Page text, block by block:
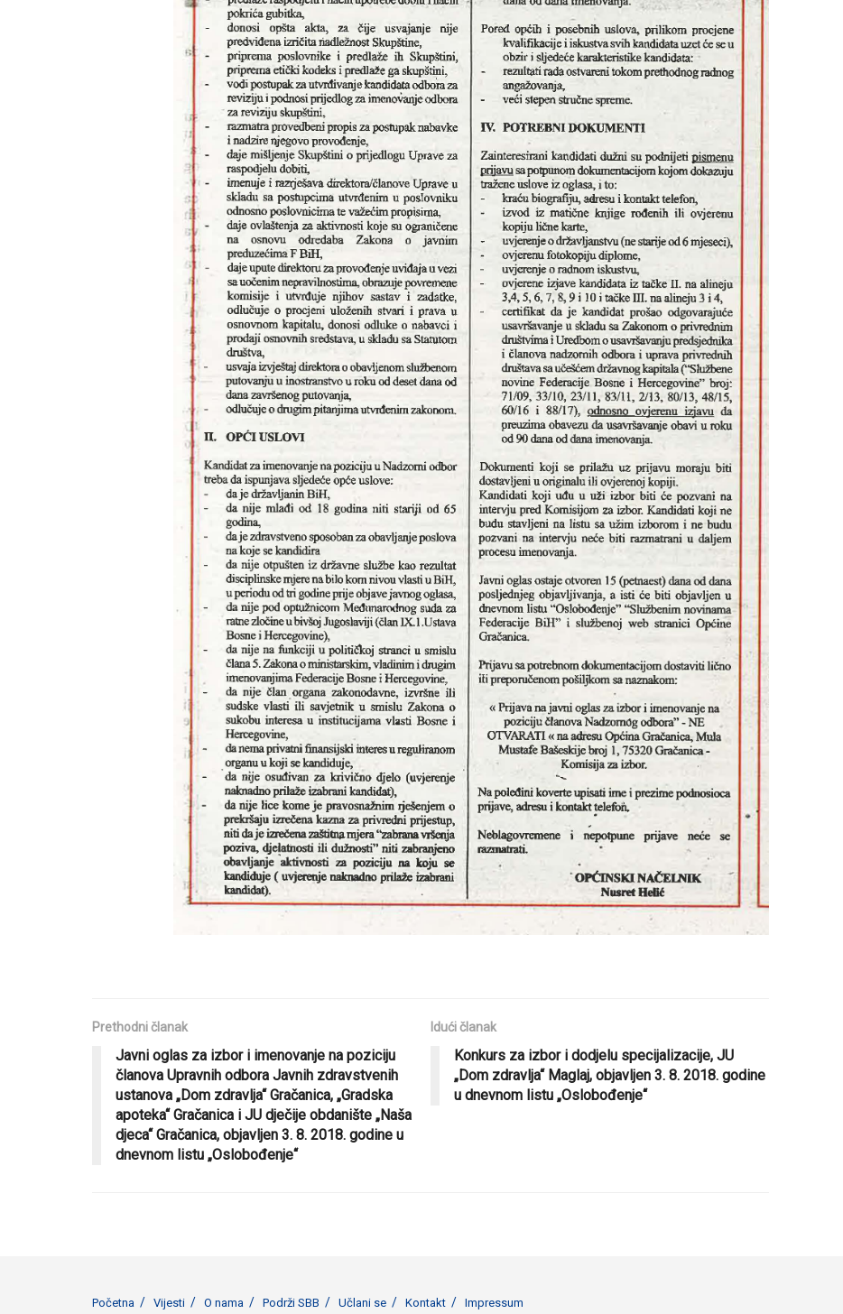
Prethodni članak
Javni oglas za izbor i imenovanje na poziciju
članova Upravnih odbora Javnih zdravstvenih
ustanova „Dom zdravlja“ Gračanica, „Gradska
apoteka“ Gračanica i JU dječije obdanište „Naša
djeca“ Gračanica, objavljen 3. 8. 2018. godine u
dnevnom listu „Oslobođenje“
Idući članak
Konkurs za izbor i dodjelu specijalizacije, JU
„Dom zdravlja“ Maglaj, objavljen 3. 8. 2018. godine
u dnevnom listu „Oslobođenje“
Početna Vijesti O nama Podrži SBB Učlani se Kontakt Impressum